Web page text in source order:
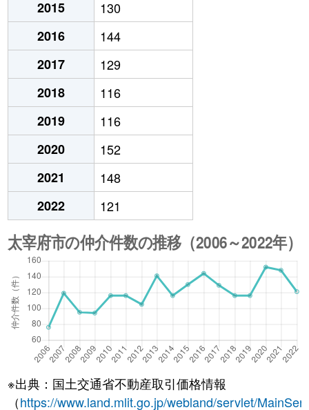
2015
130
2016
144
2017
129
2018
116
2019
116
2020
152
2021
148
2022
121
※出典：国土交通省不動産取引価格情報
（https://www.land.mlit.go.jp/webland/servlet/